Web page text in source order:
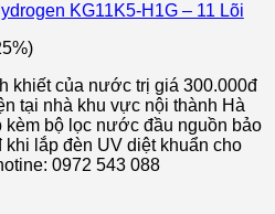
KG11K5-H1G – 11 Lõi
₫.
khiết của nước trị giá 300.000đ
tại nhà khu vực nội thành Hà
kèm bộ lọc nước đầu nguồn bảo
lắp đèn UV diệt khuẩn cho
0972 543 088